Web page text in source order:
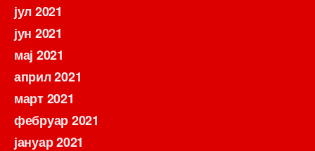
јул 2021
јун 2021
мај 2021
април 2021
март 2021
фебруар 2021
јануар 2021